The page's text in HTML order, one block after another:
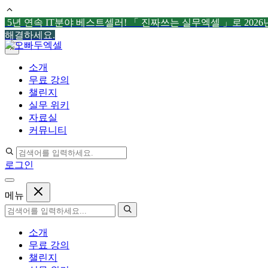
5년 연속 IT분야 베스트셀러! 「 진짜쓰는 실무엑셀 」로 2026
해결하세요.
×
컨
텐
소개
무료 강의
챌린지
실무 위키
자료실
커뮤니티
로그인
메뉴
소개
무료 강의
챌린지